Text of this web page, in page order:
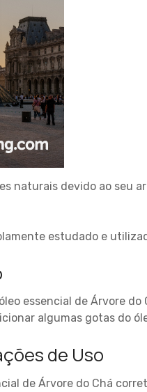
naturais devido ao seu
estudado e
essencial de Árvore
algumas gotas do
de Uso
de Árvore do Chá